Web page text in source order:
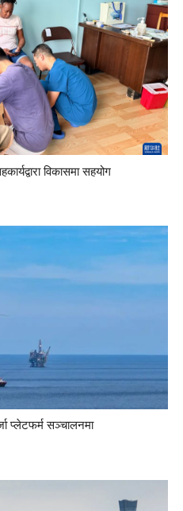
विकासमा सहयोग
प्लेटफर्म सञ्चालनमा